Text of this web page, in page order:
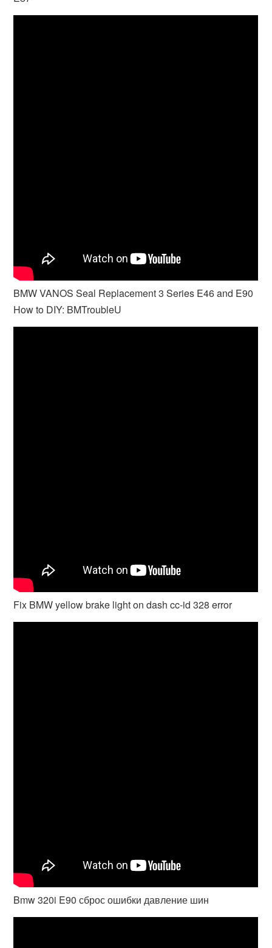
BMW VANOS Seal Replacement 3 Series E46 and E90
How to DIY: BMTroubleU
Fix BMW yellow brake light on dash cc-id 328 error
Bmw 320i E90 сброс ошибки давление шин